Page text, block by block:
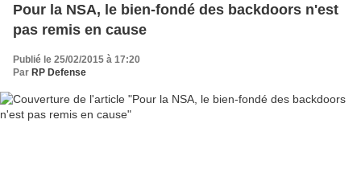
Pour la NSA, le bien-fondé des backdoors n'est
pas remis en cause
Publié le 25/02/2015 à 17:20
Par RP Defense